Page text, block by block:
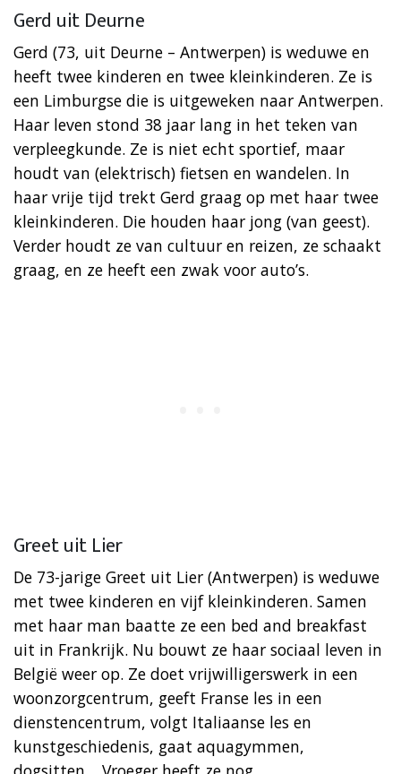
Gerd uit Deurne
Gerd (73, uit Deurne – Antwerpen) is weduwe en
heeft twee kinderen en twee kleinkinderen. Ze is
een Limburgse die is uitgeweken naar Antwerpen.
Haar leven stond 38 jaar lang in het teken van
verpleegkunde. Ze is niet echt sportief, maar
houdt van (elektrisch) fietsen en wandelen. In
haar vrije tijd trekt Gerd graag op met haar twee
kleinkinderen. Die houden haar jong (van geest).
Verder houdt ze van cultuur en reizen, ze schaakt
graag, en ze heeft een zwak voor auto’s.
Greet uit Lier
De 73-jarige Greet uit Lier (Antwerpen) is weduwe
met twee kinderen en vijf kleinkinderen. Samen
met haar man baatte ze een bed and breakfast
uit in Frankrijk. Nu bouwt ze haar sociaal leven in
België weer op. Ze doet vrijwilligerswerk in een
woonzorgcentrum, geeft Franse les in een
dienstencentrum, volgt Italiaanse les en
kunstgeschiedenis, gaat aquagymmen,